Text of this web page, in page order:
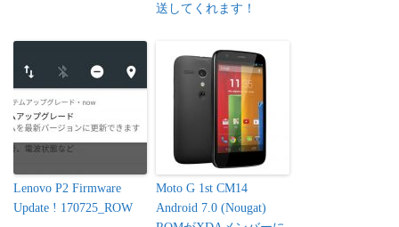
送してくれます！
Lenovo P2 Firmware
Update ! 170725_ROW
Moto G 1st CM14
Android 7.0 (Nougat)